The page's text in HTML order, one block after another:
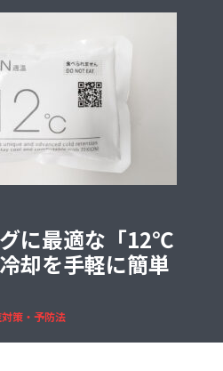
に最適な「12℃
却を手軽に簡単
策・予防法